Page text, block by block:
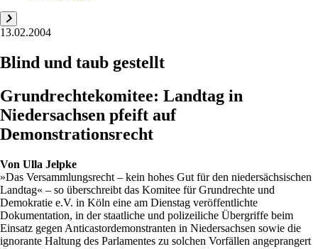
13.02.2004
Blind und taub gestellt
Grundrechtekomitee: Landtag in
Niedersachsen pfeift auf
Demonstrationsrecht
Von Ulla Jelpke
»Das Versammlungsrecht – kein hohes Gut für den niedersächsischen
Landtag« – so überschreibt das Komitee für Grundrechte und
Demokratie e.V. in Köln eine am Dienstag veröffentlichte
Dokumentation, in der staatliche und polizeiliche Übergriffe beim
Einsatz gegen Anticastordemonstranten in Niedersachsen sowie die
ignorante Haltung des Parlamentes zu solchen Vorfällen angeprangert